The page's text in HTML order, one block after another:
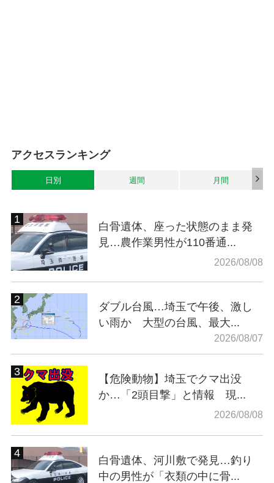
アクセスランキング
日別 週間 月間
白骨遺体、座った状態のまま発
見…農作業男性が110番通...
2026/08/08
ダブル台風…埼玉で午後、激し
い雨か 大型の台風、最大...
2026/08/07
【危険動物】埼玉でクマ出没
か…「2頭目撃」と情報 現...
2026/08/08
白骨遺体、河川敷で発見…釣り
中の男性が「衣類の中に骨...